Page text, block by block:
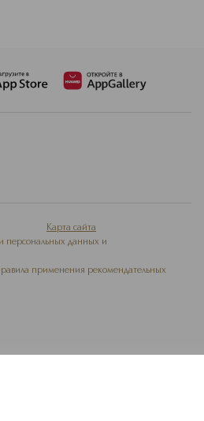
Карта сайта
персональных данных и
применения рекомендательных